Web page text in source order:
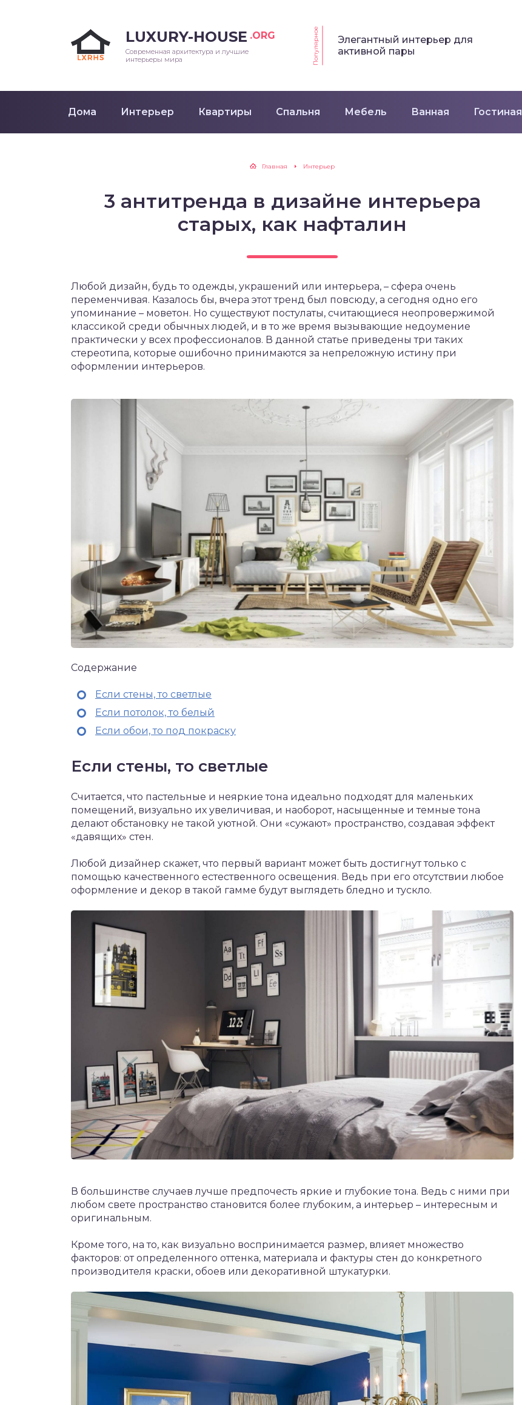
LUXURY-HOUSE .ORG
Современная архитектура и лучшие
интерьеры мира
Популярное
Элегантный интерьер для
активной пары
Дома Интерьер Квартиры Спальня Мебель Ванная Гостиная
Главная Интерьер
3 антитренда в дизайне интерьера
старых, как нафталин
Любой дизайн, будь то одежды, украшений или интерьера, – сфера очень
переменчивая. Казалось бы, вчера этот тренд был повсюду, а сегодня одно его
упоминание – моветон. Но существуют постулаты, считающиеся неопровержимой
классикой среди обычных людей, и в то же время вызывающие недоумение
практически у всех профессионалов. В данной статье приведены три таких
стереотипа, которые ошибочно принимаются за непреложную истину при
оформлении интерьеров.
Содержание
Если стены, то светлые
Если потолок, то белый
Если обои, то под покраску
Если стены, то светлые
Считается, что пастельные и неяркие тона идеально подходят для маленьких
помещений, визуально их увеличивая, и наоборот, насыщенные и темные тона
делают обстановку не такой уютной. Они «сужают» пространство, создавая эффект
«давящих» стен.
Любой дизайнер скажет, что первый вариант может быть достигнут только с
помощью качественного естественного освещения. Ведь при его отсутствии любое
оформление и декор в такой гамме будут выглядеть бледно и тускло.
В большинстве случаев лучше предпочесть яркие и глубокие тона. Ведь с ними при
любом свете пространство становится более глубоким, а интерьер – интересным и
оригинальным.
Кроме того, на то, как визуально воспринимается размер, влияет множество
факторов: от определенного оттенка, материала и фактуры стен до конкретного
производителя краски, обоев или декоративной штукатурки.